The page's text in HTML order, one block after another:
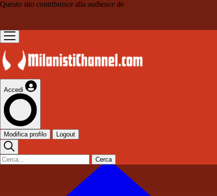
Questo sito contribuisce alla audience de
Accedi
Modifica profilo Logout
Cerca